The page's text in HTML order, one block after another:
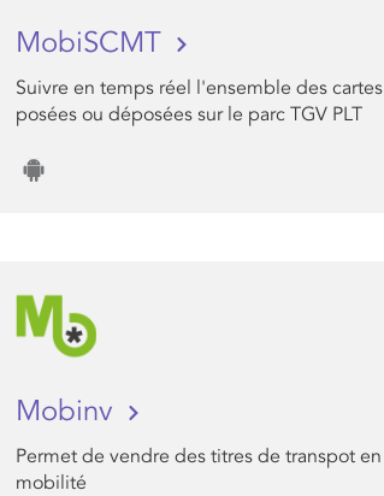
MobiSCMT
Suivre en temps réel l'ensemble des cartes
posées ou déposées sur le parc TGV PLT
Mobinv
Permet de vendre des titres de transpot en
mobilité